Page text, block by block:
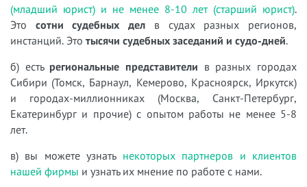
(младший юрист) и не менее 8-10 лет (старший юрист).
Это сотни судебных дел в судах разных регионов,
инстанций. Это тысячи судебных заседаний и судо-дней.
б) есть региональные представители в разных городах
Сибири (Томск, Барнаул, Кемерово, Красноярск, Иркутск)
и городах-миллионниках (Москва, Санкт-Петербург,
Екатеринбург и прочие) с опытом работы не менее 5-8
лет.
в) вы можете узнать некоторых партнеров и клиентов
нашей фирмы и узнать их мнение по работе с нами.